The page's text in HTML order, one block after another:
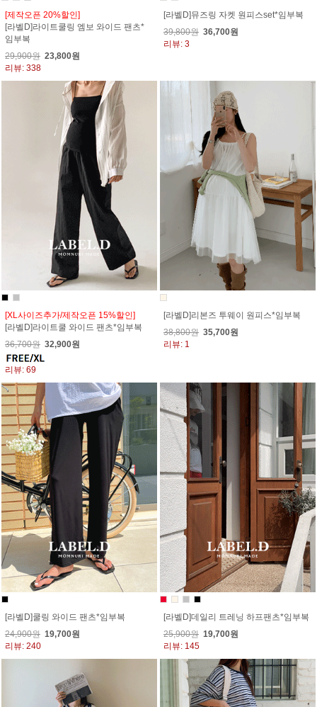
[제작오픈 20%할인]
[라벨D]라이트쿨링 엠보 와이드 팬츠*
임부복
29,900원 23,800원
리뷰: 338
[라벨D]뮤즈링 자켓 원피스set*임부복
39,800원 36,700원
리뷰: 3
[XL사이즈추가/제작오픈 15%할인]
[라벨D]라이트쿨 와이드 팬츠*임부복
36,700원 32,900원
리뷰: 69
[라벨D]리본즈 투웨이 원피스*임부복
38,800원 35,700원
리뷰: 1
[라벨D]쿨링 와이드 팬츠*임부복
24,900원 19,700원
리뷰: 240
[라벨D]데일리 트레닝 하프팬츠*임부복
25,900원 19,700원
리뷰: 145